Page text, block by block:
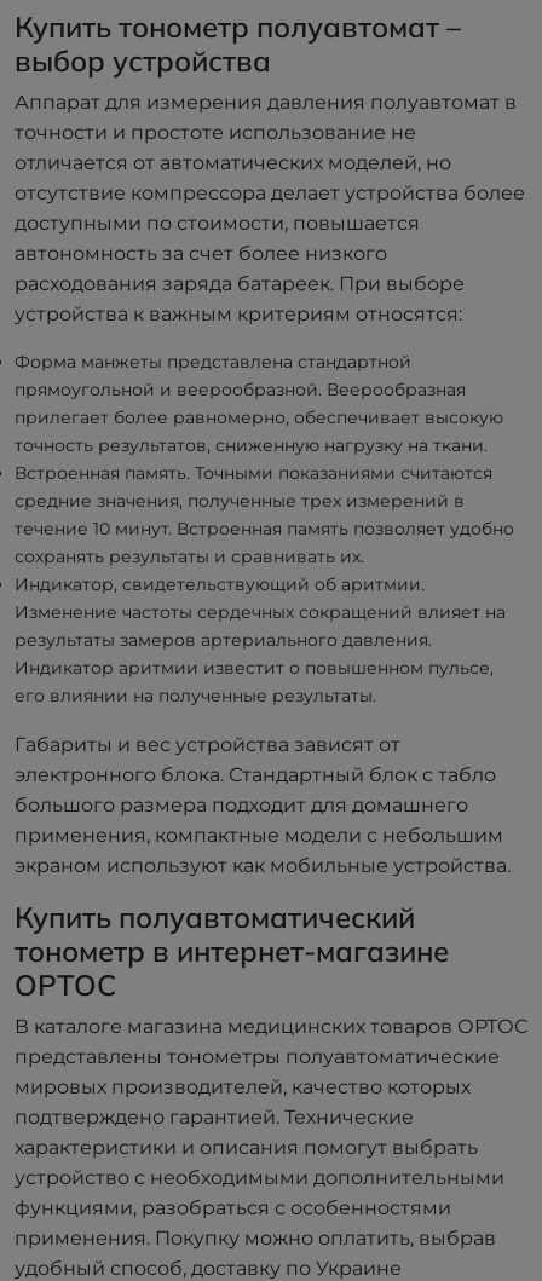
Купить тонометр полуавтомат –
выбор устройства
Аппарат для измерения давления полуавтомат в
точности и простоте использование не
отличается от автоматических моделей, но
отсутствие компрессора делает устройства более
доступными по стоимости, повышается
автономность за счет более низкого
расходования заряда батареек. При выборе
устройства к важным критериям относятся:
Форма манжеты представлена стандартной
прямоугольной и веерообразной. Веерообразная
прилегает более равномерно, обеспечивает высокую
точность результатов, сниженную нагрузку на ткани.
Встроенная память. Точными показаниями считаются
средние значения, полученные трех измерений в
течение 10 минут. Встроенная память позволяет удобно
сохранять результаты и сравнивать их.
Индикатор, свидетельствующий об аритмии.
Изменение частоты сердечных сокращений влияет на
результаты замеров артериального давления.
Индикатор аритмии известит о повышенном пульсе,
его влиянии на полученные результаты.
Габариты и вес устройства зависят от
электронного блока. Стандартный блок с табло
большого размера подходит для домашнего
применения, компактные модели с небольшим
экраном используют как мобильные устройства.
Купить полуавтоматический
тонометр в интернет-магазине
ОРТОС
В каталоге магазина медицинских товаров ОРТОС
представлены тонометры полуавтоматические
мировых производителей, качество которых
подтверждено гарантией. Технические
характеристики и описания помогут выбрать
устройство с необходимыми дополнительными
функциями, разобраться с особенностями
применения. Покупку можно оплатить, выбрав
удобный способ, доставку по Украине